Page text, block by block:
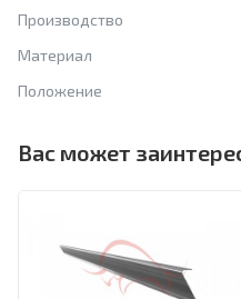
Производство
Материал
Положение
Вас может